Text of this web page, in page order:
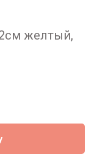
желтый,